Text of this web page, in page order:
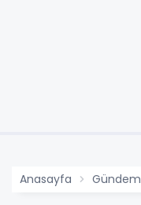
Anasayfa Gündem